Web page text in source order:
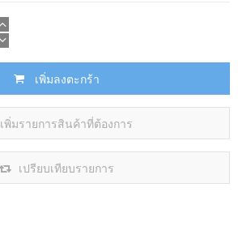
เพิ่มลงตะกร้า
เพิ่มรายการสินค้าที่ต้องการ
เปรียบเทียบรายการ